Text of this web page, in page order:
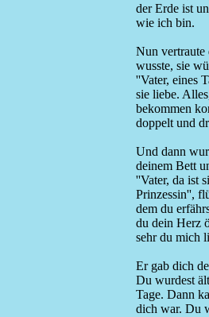
der Erde ist
wie ich bin.
Nun vertraute
wusste, sie
''Vater, eines
sie liebe.
bekommen
doppelt und
Und dann
deinem Bett
''Vater, da ist
Prinzessin'',
dem du
du dein Herz
sehr du mich
Er gab dich
Du wurdest
Tage. Dann
dich war. Du